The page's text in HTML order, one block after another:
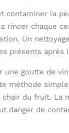
contaminer la
rincer chaque
Un
présents après
goutte de
méthode
du fruit. La
danger de